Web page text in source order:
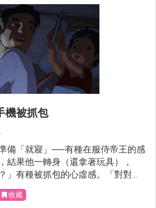
機被抓包
備「就寢」──有種在服侍帝王的感
結果他一轉身（還拿著玩具），
」有種被抓包的心虛感。「對對
便宣導一下，在黑暗裡滑手機是不
收藏